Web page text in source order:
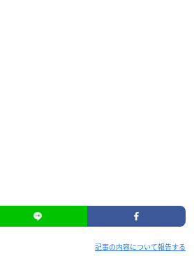
記事の内容について報告する